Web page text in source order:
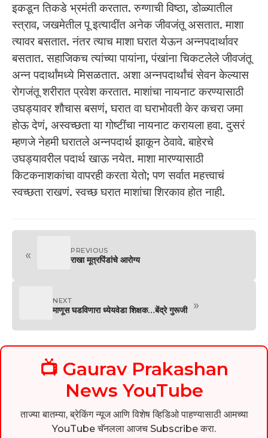
इकडून तिकडे भ्रमंती करतात. रुग्णाची विष्ठा, डोळ्यातील
स्त्राव, जखमेतील पू इत्यादींत अनेक जीवजंतू असतात. माशा
त्यावर बसतात. नंतर त्याच माशा घरात येऊन अन्नपदार्थावर
बसतात. सहाजिकच त्यांच्या पायांना, पंखांना चिकटलेले जीवजंतू
अन्न पदार्थांमध्ये मिसळतात. अशा अन्नपदार्थांचं सेवन केल्यास
रोगजंतू शरीरात प्रवेश करतात. माशांचा नायनाट करण्यासाठी
उघड्यावर शौचास बसणं, घरात वा घराभोवती केर कचरा जमा
होऊ देणं, अस्वच्छता या गोष्टींचा नायनाट करायला हवा. दुसरं
म्हणजे नेहमी घरातले अन्नपदार्थ झाकून ठेवावे. बाहेरचे
उघड्यावरील पदार्थ खाऊ नयेत. माशा मारण्यासाठी
किटकनाशकांचा वापरही करता येतो; पण सर्वात महत्त्वाचं
स्वच्छता राखणं. स्वच्छ घरात माशांचा शिरकाव होत नाही.
« PREVIOUS
राखा मूत्रपिंडांचे आरोग्य
NEXT
माणूस घडविणारा ध्येयवेडा शिक्षक…बेंद्रे गुरूजी »
📺 Gaurav Prakashan
News YouTube
ताज्या बातम्या, ब्रेकिंग न्यूज आणि विशेष व्हिडिओ पाहण्यासाठी आमच्या
YouTube चॅनलला आजच Subscribe करा.